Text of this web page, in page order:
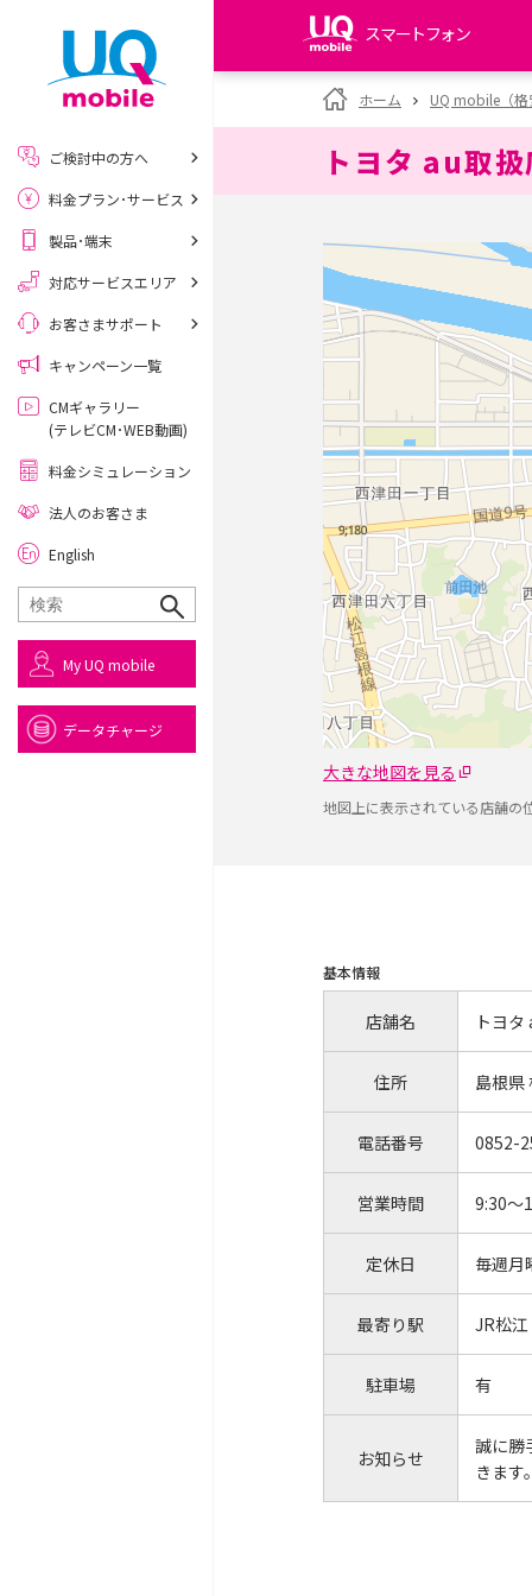
スマートフォン
my UQ WiMAX
UQ WiMAX ご契約の方
My UQ mobile
UQ mobile
データチャージサイト
ホーム UQ mobile（
トヨタ au取
大きな地図を見る
地図上に表示されている店舗の
基本情報
店舗名 トヨ
住所 島根県
電話番号 0852-
営業時間 9:30～
定休日 毎週月
最寄り駅 JR松
駐車場 有
お知らせ
誠に勝
きま
ご検討中の方へ
料金プラン･サービス
製品･端末
対応サービスエリア
お客さまサポート
キャンペーン一覧
CMギャラリー
(テレビCM･WEB動画)
料金シミュレーション
法人のお客さま
English
My UQ mobile
データチャージ